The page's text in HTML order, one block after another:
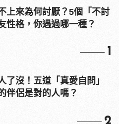
上來為何討厭？5個「不討
性格，你遇過哪一種？
1
了沒！五道「真愛自問」
伴侶是對的人嗎？
2